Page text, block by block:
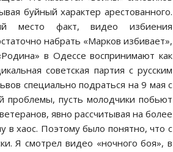
буйный характер арестованного.
место факт, видео избиения
набрать «Марков избивает»,
в Одессе воспринимают как
советская партия с русским
специально подраться на 9 мая с
проблемы, пусть молодчики побьют
явно рассчитывая на более
в хаос. Поэтому было понятно, что с
Я смотрел видео «ночного боя», в